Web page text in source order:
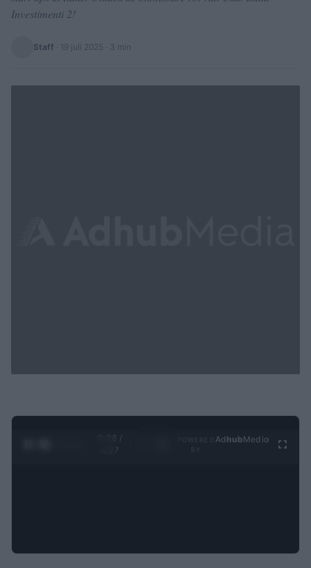
Investimenti 2!
Staff 19 juli 2025 · 3 min
0:29 /
4:27
Ad hubMedia